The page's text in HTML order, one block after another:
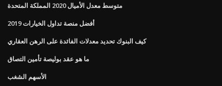
متوسط ​​معدل الأميال 2020 المملكة المتحدة
أفضل منصة تداول الخيارات 2019
كيف البنوك تحديد معدلات الفائدة على الرهن العقاري
ما هو عقد بوليصة تأمين التصاق
الأسهم الشغب